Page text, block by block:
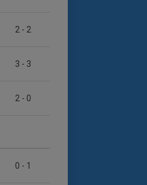
2 - 2
3 - 3
2 - 0
0 - 1